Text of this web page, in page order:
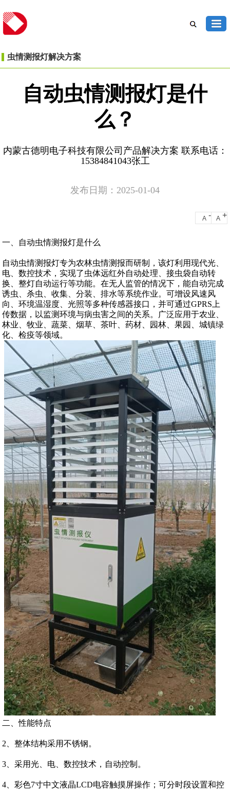
虫情测报灯解决方案‌
自动虫情测报灯是什
么？
内蒙古德明电子科技有限公司产品解决方案 联系电话：
15384841043张工
发布日期：2025-01-04
A - A +
一、自动虫情测报灯是什么
自动虫情测报灯专为农林虫情测报而研制，该灯利用现代光、
电、数控技术，实现了虫体远红外自动处理、接虫袋自动转
换、整灯自动运行等功能。在无人监管的情况下，能自动完成
诱虫、杀虫、收集、分装、排水等系统作业。可增设风速风
向、环境温湿度、光照等多种传感器接口，并可通过GPRS上
传数据，以监测环境与病虫害之间的关系。广泛应用于农业、
林业、牧业、蔬菜、烟草、茶叶、药材、园林、果园、城镇绿
化、检疫等领域。
二、性能特点
2、整体结构采用不锈钢。
3、采用光、电、数控技术，自动控制。
4、彩色7寸中文液晶LCD电容触摸屏操作；可分时段设置和控